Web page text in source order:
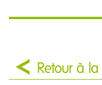
Retour à la